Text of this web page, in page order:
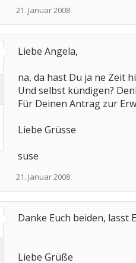
21. Januar 2008
Liebe Angela,
na, da hast Du ja ne Zeit
Und selbst kündigen?
Für Deinen Antrag zur
Liebe Grüsse
suse
21. Januar 2008
Danke Euch beiden, lasst
Liebe Grüße